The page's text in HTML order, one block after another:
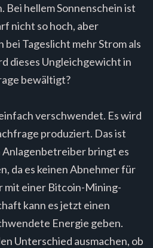
Bei hellem Sonnenschein ist
nicht so hoch, aber
bei Tageslicht mehr Strom als
dieses Ungleichgewicht in
bewältigt?
verschwendet. Es wird
produziert. Das ist
Anlagenbetreiber bringt es
da es keinen Abnehmer für
mit einer Bitcoin-Mining-
kann es jetzt einen
Energie geben.
Unterschied ausmachen, ob